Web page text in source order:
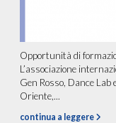
Opportunità di
L’associazione
Gen Rosso, Dance Lab
Oriente,...
continua a leggere